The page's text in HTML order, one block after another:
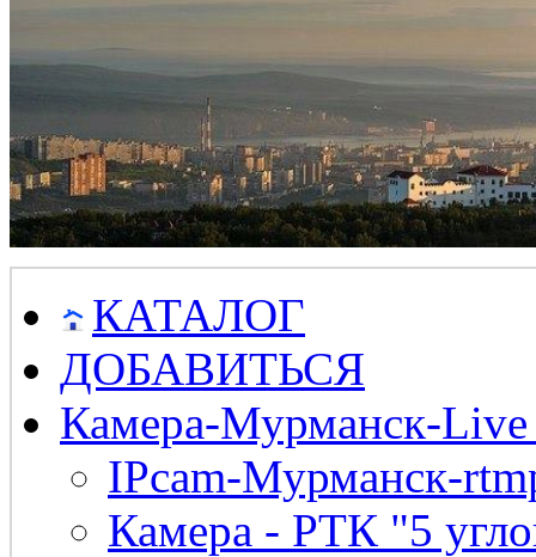
КАТАЛОГ
ДОБАВИТЬСЯ
Камера-Мурманск-
IPcam-Мурманск-
Камера - РТК "5